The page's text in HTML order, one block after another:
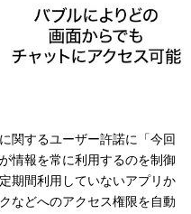
関するユーザー許諾に「今回
情報を常に利用するのを制御
期間利用していないアプリか
などへのアクセス権限を自動